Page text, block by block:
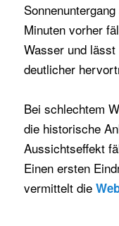
Minuten vorher
Wasser und
deutlicher
Bei schlechtem
die historische
Aussichtseffekt
Einen ersten
vermittelt die